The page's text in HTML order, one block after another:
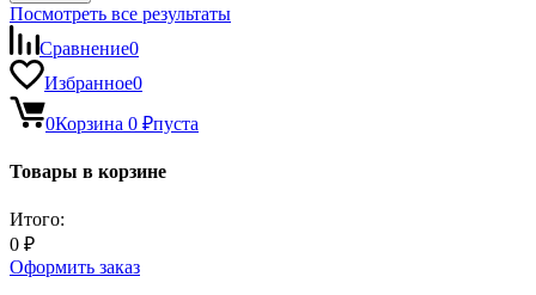
Посмотреть все результаты
Сравнение0
Избранное0
0Корзина 0 ₽пуста
Товары в корзине
Итого:
0 ₽
Оформить заказ